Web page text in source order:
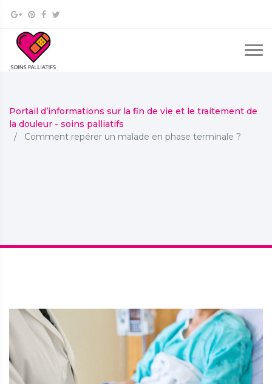
Portail d’informations sur la fin de vie et le traitement de
la douleur - soins palliatifs
Comment repérer un malade en phase terminale ?